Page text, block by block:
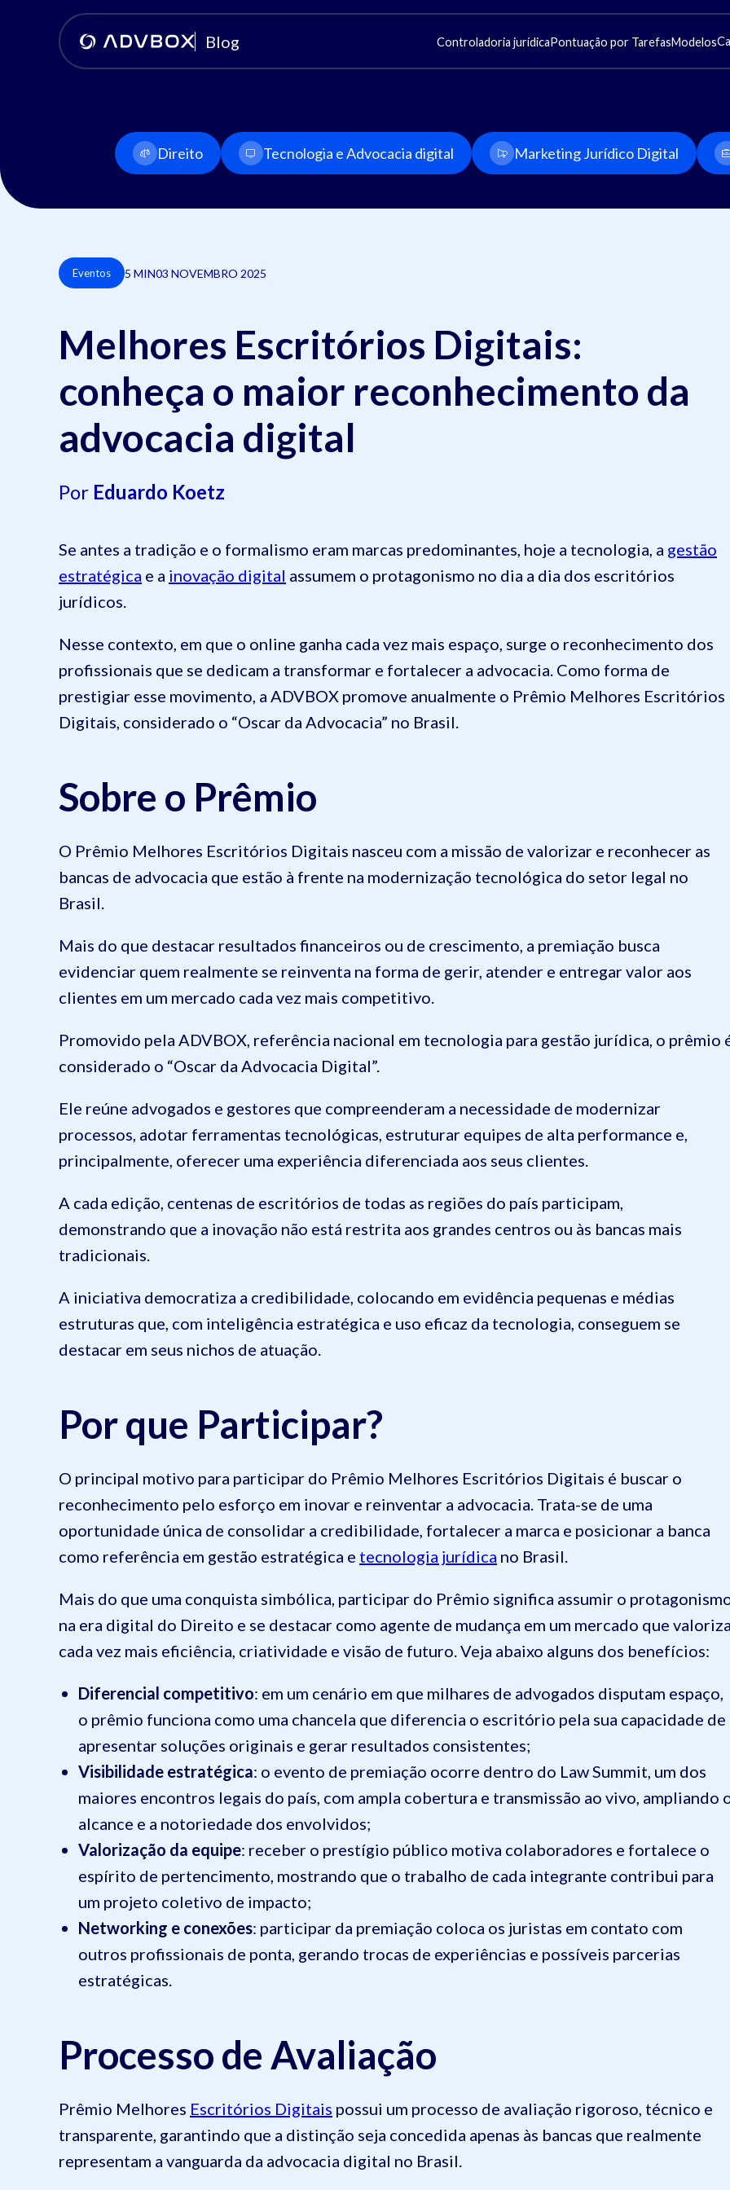
Blog Controladoria jurídicaPontuação por TarefasModelos
Direito Tecnologia e Advocacia digital Marketing Jurídico Digital
Eventos 5 MIN03 NOVEMBRO 2025
Melhores Escritórios Digitais:
conheça o maior reconhecimento da
advocacia digital
Por Eduardo Koetz
Se antes a tradição e o formalismo eram marcas predominantes, hoje a tecnologia, a gestão
estratégica e a inovação digital assumem o protagonismo no dia a dia dos escritórios
jurídicos.
Nesse contexto, em que o online ganha cada vez mais espaço, surge o reconhecimento dos
profissionais que se dedicam a transformar e fortalecer a advocacia. Como forma de
prestigiar esse movimento, a ADVBOX promove anualmente o Prêmio Melhores Escritórios
Digitais, considerado o “Oscar da Advocacia” no Brasil.
Sobre o Prêmio
O Prêmio Melhores Escritórios Digitais nasceu com a missão de valorizar e reconhecer as
bancas de advocacia que estão à frente na modernização tecnológica do setor legal no
Brasil.
Mais do que destacar resultados financeiros ou de crescimento, a premiação busca
evidenciar quem realmente se reinventa na forma de gerir, atender e entregar valor aos
clientes em um mercado cada vez mais competitivo.
Promovido pela ADVBOX, referência nacional em tecnologia para gestão jurídica, o prêmio
considerado o “Oscar da Advocacia Digital”.
Ele reúne advogados e gestores que compreenderam a necessidade de modernizar
processos, adotar ferramentas tecnológicas, estruturar equipes de alta performance e,
principalmente, oferecer uma experiência diferenciada aos seus clientes.
A cada edição, centenas de escritórios de todas as regiões do país participam,
demonstrando que a inovação não está restrita aos grandes centros ou às bancas mais
tradicionais.
A iniciativa democratiza a credibilidade, colocando em evidência pequenas e médias
estruturas que, com inteligência estratégica e uso eficaz da tecnologia, conseguem se
destacar em seus nichos de atuação.
Por que Participar?
O principal motivo para participar do Prêmio Melhores Escritórios Digitais é buscar o
reconhecimento pelo esforço em inovar e reinventar a advocacia. Trata-se de uma
oportunidade única de consolidar a credibilidade, fortalecer a marca e posicionar a banca
como referência em gestão estratégica e tecnologia jurídica no Brasil.
Mais do que uma conquista simbólica, participar do Prêmio significa assumir o
na era digital do Direito e se destacar como agente de mudança em um mercado que valoriza
cada vez mais eficiência, criatividade e visão de futuro. Veja abaixo alguns dos benefícios:
Diferencial competitivo: em um cenário em que milhares de advogados disputam espaço,
o prêmio funciona como uma chancela que diferencia o escritório pela sua capacidade de
apresentar soluções originais e gerar resultados consistentes;
Visibilidade estratégica: o evento de premiação ocorre dentro do Law Summit, um dos
maiores encontros legais do país, com ampla cobertura e transmissão ao vivo, ampliando
alcance e a notoriedade dos envolvidos;
Valorização da equipe: receber o prestígio público motiva colaboradores e fortalece o
espírito de pertencimento, mostrando que o trabalho de cada integrante contribui para
um projeto coletivo de impacto;
Networking e conexões: participar da premiação coloca os juristas em contato com
outros profissionais de ponta, gerando trocas de experiências e possíveis parcerias
estratégicas.
Processo de Avaliação
Prêmio Melhores Escritórios Digitais possui um processo de avaliação rigoroso, técnico e
transparente, garantindo que a distinção seja concedida apenas às bancas que realmente
representam a vanguarda da advocacia digital no Brasil.